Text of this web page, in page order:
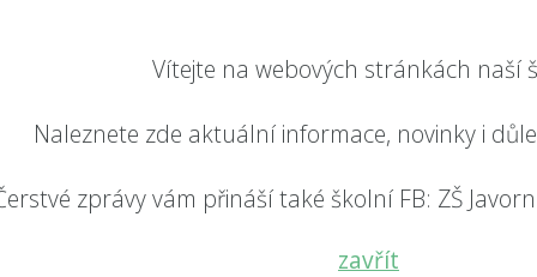
Vítejte na webových stránkách naší
Naleznete zde aktuální informace, novinky i
zprávy vám přináší také školní FB: ZŠ
zavřít